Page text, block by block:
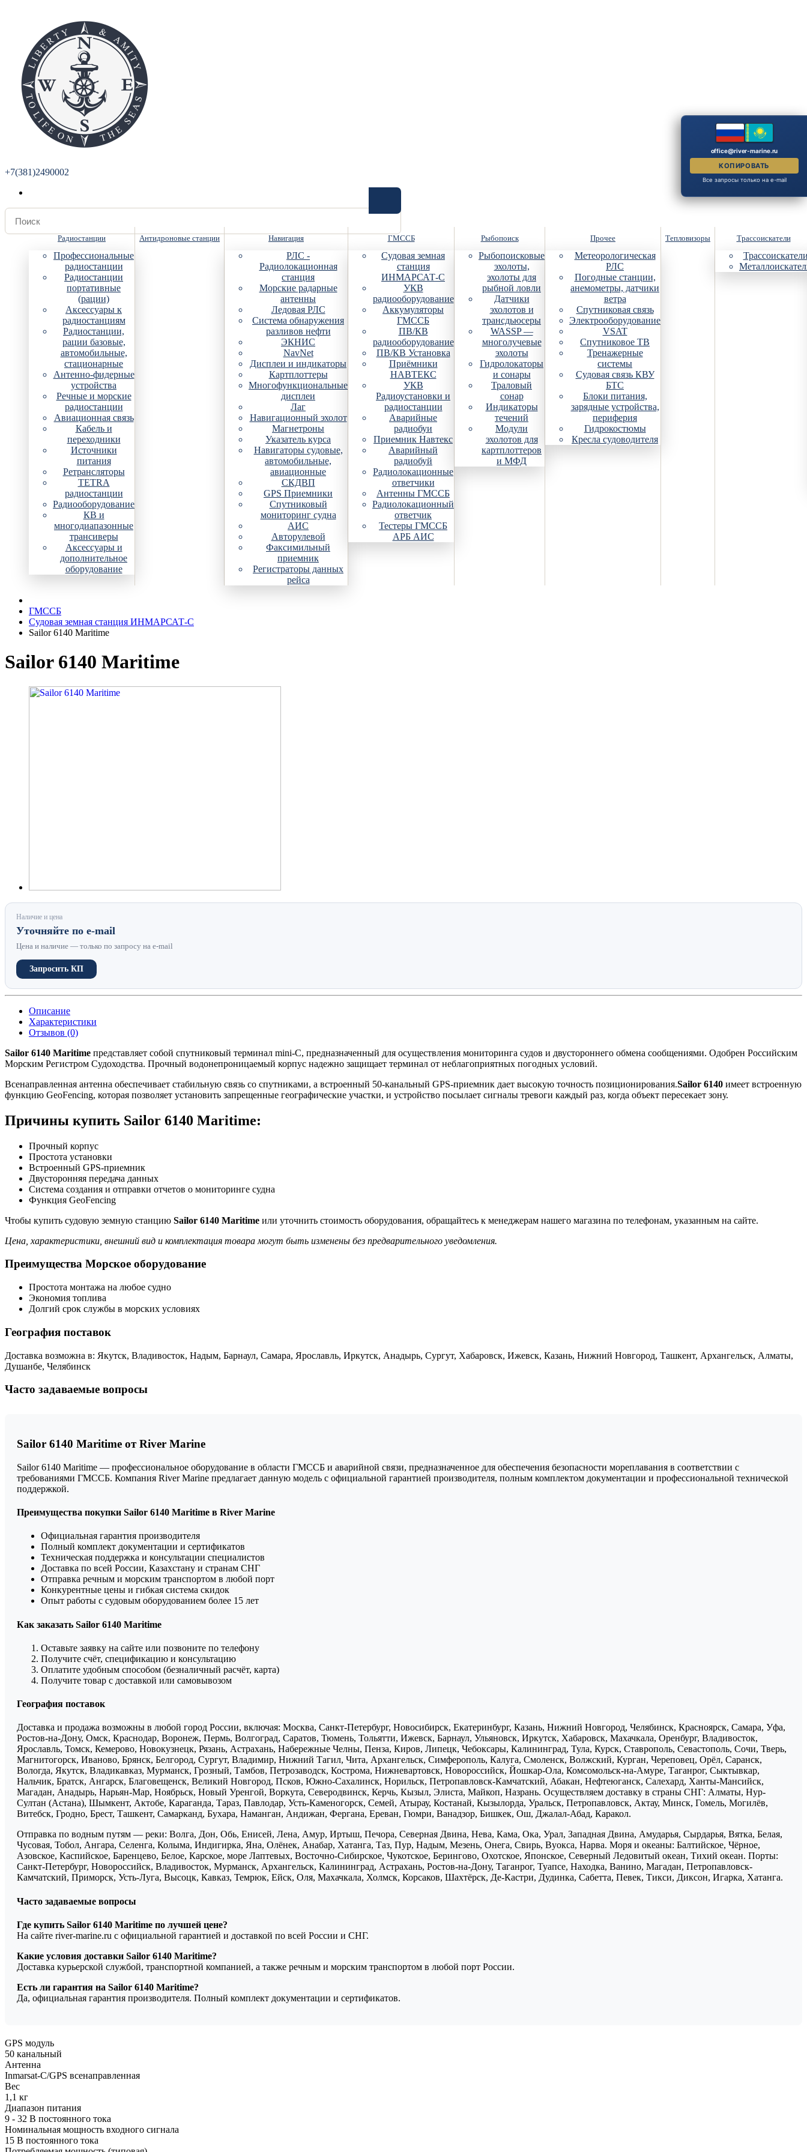
+7(381)2490002
Радиостанции
Профессиональные
радиостанции
Радиостанции
портативные
(рации)
Аксессуары к
радиостанциям
Радиостанции,
рации базовые,
автомобильные,
стационарные
Антенно-фидерные
устройства
Речные и морские
радиостанции
Авиационная связь
Кабель и
переходники
Источники
питания
Ретрансляторы
TETRA
радиостанции
Радиооборудование
КВ и
многодиапазонные
трансиверы
Аксессуары и
дополнительное
оборудование
Антидроновые станции Навигация
РЛС -
Радиолокационная
станция
Морские радарные
антенны
Ледовая РЛС
Система обнаружения
разливов нефти
ЭКНИС
NavNet
Дисплеи и индикаторы
Картплоттеры
Многофункциональные
дисплеи
Лаг
Навигационный эхолот
Магнетроны
Указатель курса
Навигаторы судовые,
автомобильные,
авиационные
СКДВП
GPS Приемники
Спутниковый
мониторинг судна
АИС
Авторулевой
Факсимильный
приемник
Регистраторы данных
рейса
ГМССБ
Судовая земная
станция
ИНМАРСАТ-С
УКВ
радиооборудование
Аккумуляторы
ГМССБ
ПВ/КВ
радиооборудование
ПВ/КВ Установка
Приёмники
НАВТЕКС
УКВ
Радиоустановки и
радиостанции
Аварийные
радиобуи
Приемник Навтекс
Аварийный
радиобуй
Радиолокационные
ответчики
Антенны ГМССБ
Радиолокационный
ответчик
Тестеры ГМССБ
АРБ АИС
Рыбопоиск
Рыбопоисковые
эхолоты,
эхолоты для
рыбной ловли
Датчики
эхолотов и
трансдьюсеры
WASSP —
многолучевые
эхолоты
Гидролокаторы
и сонары
Траловый
сонар
Индикаторы
течений
Модули
эхолотов для
картплоттеров
и МФД
Прочее
Метеорологическая
РЛС
Погодные станции,
анемометры, датчики
ветра
Спутниковая связь
Электрооборудование
VSAT
Спутниковое ТВ
Тренажерные
системы
Судовая связь КВУ
БТС
Блоки питания,
зарядные устройства,
периферия
Гидрокостюмы
Кресла судоводителя
Тепловизоры Трассоискатели
ГМССБ
Судовая земная станция ИНМАРСАТ-С
Sailor 6140 Maritime
Sailor 6140 Maritime
Наличие и цена
Уточняйте по e-mail
Цена и наличие — только по запросу на e-mail
Запросить КП
Описание
Характеристики
Отзывов (0)
Sailor 6140 Maritime представляет собой спутниковый терминал mini-C, предназначенный для осуществления мониторинга судов и двустороннего обмена сообщениями. Одобрен Российским
Морским Регистром Судоходства. Прочный водонепроницаемый корпус надежно защищает терминал от неблагоприятных погодных условий.
Всенаправленная антенна обеспечивает стабильную связь со спутниками, а встроенный 50-канальный GPS-приемник дает высокую точность позиционирования.Sailor 6140 имеет встроенную
функцию GeoFencing, которая позволяет установить запрещенные географические участки, и устройство посылает сигналы тревоги каждый раз, когда объект пересекает зону.
Причины купить Sailor 6140 Maritime:
Прочный корпус
Простота установки
Встроенный GPS-приемник
Двусторонняя передача данных
Система создания и отправки отчетов о мониторинге судна
Функция GeoFencing
Чтобы купить судовую земную станцию Sailor 6140 Maritime или уточнить стоимость оборудования, обращайтесь к менеджерам нашего магазина по телефонам, указанным на сайте.
Цена, характеристики, внешний вид и комплектация товара могут быть изменены без предварительного уведомления.
Преимущества Морское оборудование
Простота монтажа на любое судно
Экономия топлива
Долгий срок службы в морских условиях
География поставок
Доставка возможна в: Якутск, Владивосток, Надым, Барнаул, Самара, Ярославль, Иркутск, Анадырь, Сургут, Хабаровск, Ижевск, Казань, Нижний Новгород, Ташкент, Архангельск, Алматы,
Душанбе, Челябинск
Часто задаваемые вопросы
Sailor 6140 Maritime от River Marine
Sailor 6140 Maritime — профессиональное оборудование в области ГМССБ и аварийной связи, предназначенное для обеспечения безопасности мореплавания в соответствии с
требованиями ГМССБ. Компания River Marine предлагает данную модель с официальной гарантией производителя, полным комплектом документации и профессиональной технической
поддержкой.
Преимущества покупки Sailor 6140 Maritime в River Marine
Официальная гарантия производителя
Полный комплект документации и сертификатов
Техническая поддержка и консультации специалистов
Доставка по всей России, Казахстану и странам СНГ
Отправка речным и морским транспортом в любой порт
Конкурентные цены и гибкая система скидок
Опыт работы с судовым оборудованием более 15 лет
Как заказать Sailor 6140 Maritime
Оставьте заявку на сайте или позвоните по телефону
Получите счёт, спецификацию и консультацию
Оплатите удобным способом (безналичный расчёт, карта)
Получите товар с доставкой или самовывозом
География поставок
Доставка и продажа возможны в любой город России, включая: Москва, Санкт-Петербург, Новосибирск, Екатеринбург, Казань, Нижний Новгород, Челябинск, Красноярск, Самара, Уфа,
Ростов-на-Дону, Омск, Краснодар, Воронеж, Пермь, Волгоград, Саратов, Тюмень, Тольятти, Ижевск, Барнаул, Ульяновск, Иркутск, Хабаровск, Махачкала, Оренбург, Владивосток,
Ярославль, Томск, Кемерово, Новокузнецк, Рязань, Астрахань, Набережные Челны, Пенза, Киров, Липецк, Чебоксары, Калининград, Тула, Курск, Ставрополь, Севастополь, Сочи, Тверь,
Магнитогорск, Иваново, Брянск, Белгород, Сургут, Владимир, Нижний Тагил, Чита, Архангельск, Симферополь, Калуга, Смоленск, Волжский, Курган, Череповец, Орёл, Саранск,
Вологда, Якутск, Владикавказ, Мурманск, Грозный, Тамбов, Петрозаводск, Кострома, Нижневартовск, Новороссийск, Йошкар-Ола, Комсомольск-на-Амуре, Таганрог, Сыктывкар,
Нальчик, Братск, Ангарск, Благовещенск, Великий Новгород, Псков, Южно-Сахалинск, Норильск, Петропавловск-Камчатский, Абакан, Нефтеюганск, Салехард, Ханты-Мансийск,
Магадан, Анадырь, Нарьян-Мар, Ноябрьск, Новый Уренгой, Воркута, Северодвинск, Керчь, Кызыл, Элиста, Майкоп, Назрань. Осуществляем доставку в страны СНГ: Алматы, Нур-
Султан (Астана), Шымкент, Актобе, Караганда, Тараз, Павлодар, Усть-Каменогорск, Семей, Атырау, Костанай, Кызылорда, Уральск, Петропавловск, Актау, Минск, Гомель, Могилёв,
Витебск, Гродно, Брест, Ташкент, Самарканд, Бухара, Наманган, Андижан, Фергана, Ереван, Гюмри, Ванадзор, Бишкек, Ош, Джалал-Абад, Каракол.
Отправка по водным путям — реки: Волга, Дон, Обь, Енисей, Лена, Амур, Иртыш, Печора, Северная Двина, Нева, Кама, Ока, Урал, Западная Двина, Амударья, Сырдарья, Вятка, Белая,
Чусовая, Тобол, Ангара, Селенга, Колыма, Индигирка, Яна, Олёнек, Анабар, Хатанга, Таз, Пур, Надым, Мезень, Онега, Свирь, Вуокса, Нарва. Моря и океаны: Балтийское, Чёрное,
Азовское, Каспийское, Баренцево, Белое, Карское, море Лаптевых, Восточно-Сибирское, Чукотское, Берингово, Охотское, Японское, Северный Ледовитый океан, Тихий океан. Порты:
Санкт-Петербург, Новороссийск, Владивосток, Мурманск, Архангельск, Калининград, Астрахань, Ростов-на-Дону, Таганрог, Туапсе, Находка, Ванино, Магадан, Петропавловск-
Камчатский, Приморск, Усть-Луга, Высоцк, Кавказ, Темрюк, Ейск, Оля, Махачкала, Холмск, Корсаков, Шахтёрск, Де-Кастри, Дудинка, Сабетта, Певек, Тикси, Диксон, Игарка, Хатанга.
Часто задаваемые вопросы
Где купить Sailor 6140 Maritime по лучшей цене?
На сайте river-marine.ru с официальной гарантией и доставкой по всей России и СНГ.
Какие условия доставки Sailor 6140 Maritime?
Доставка курьерской службой, транспортной компанией, а также речным и морским транспортом в любой порт России.
Есть ли гарантия на Sailor 6140 Maritime?
Да, официальная гарантия производителя. Полный комплект документации и сертификатов.
GPS модуль
50 канальный
Антенна
Inmarsat-C/GPS всенаправленная
Вес
1,1 кг
Диапазон питания
9 - 32 В постоянного тока
Номинальная мощность входного сигнала
15 В постоянного тока
office@river-marine.ru
КОПИРОВАТЬ
Все запросы только на e-mail